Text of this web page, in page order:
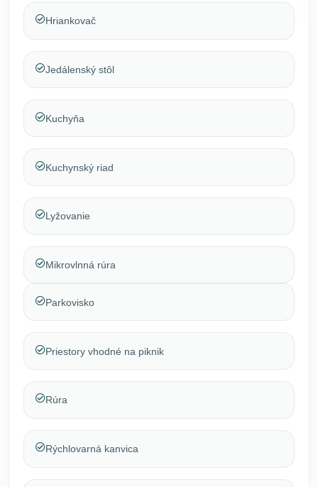
Hriankovač
Jedálenský stôl
Kuchyňa
Kuchynský riad
Lyžovanie
Mikrovlnná rúra
Parkovisko
Priestory vhodné na piknik
Rúra
Rýchlovarná kanvica